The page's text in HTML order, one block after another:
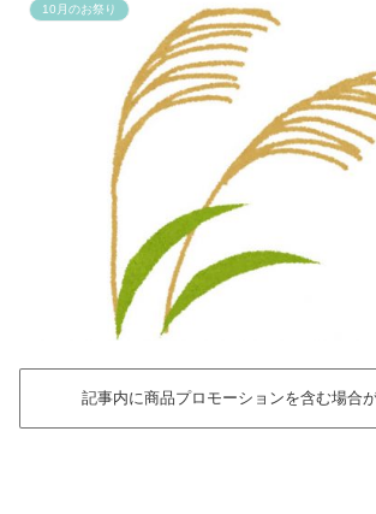
10月のお祭り
記事内に商品プロモーションを含む場合が